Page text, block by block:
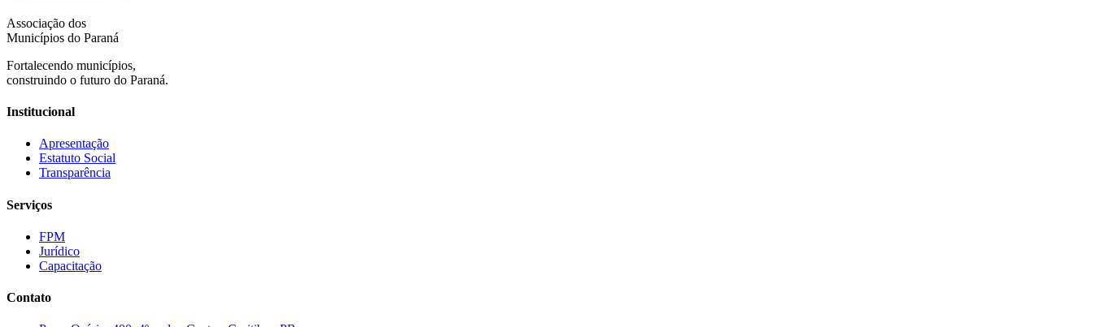
Associação dos
Municípios do Paraná
Fortalecendo municípios,
construindo o futuro do Paraná.
Institucional
Apresentação
Estatuto Social
Transparência
Serviços
FPM
Jurídico
Capacitação
Contato